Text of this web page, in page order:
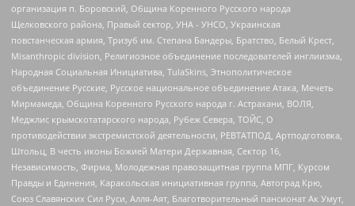
организация п. Боровский, Община Коренного Русского народа
Щелковского района, Правый сектор, УНА - УНСО, Украинская
повстанческая армия, Тризуб им. Степана Бандеры, Братство, Белый Крест,
Misanthropic division, Религиозное объединение последователей инглиизма,
Народная Социальная Инициатива, TulaSkins, Этнополитическое
объединение Русские, Русское национальное объединение Атака, Мечеть
Мирмамеда, Община Коренного Русского народа г. Астрахани, ВОЛЯ,
Меджлис крымскотатарского народа, Рубеж Севера, ТОЙС, О
противодействии экстремистской деятельности, РЕВТАТПОД, Артподготовка,
Штольц, В честь иконы Божией Матери Державная, Сектор 16,
Независимость, Фирма, Молодежная правозащитная группа МПГ, Курсом
Правды и Единения, Каракольская инициативная группа, Автоград Крю,
Союз Славянских Сил Руси, Алля-Аят, Благотворительный пансионат Ак Умут,